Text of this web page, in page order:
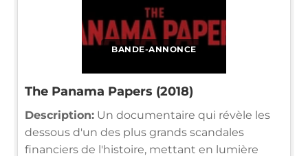
BANDE-ANNONCE
The Panama Papers (2018)
Description: Un documentaire qui révèle les
dessous d'un des plus grands scandales
financiers de l'histoire, mettant en lumière